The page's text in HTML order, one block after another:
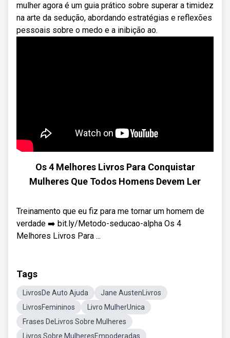
mulher agora é um guia prático sobre superar a timidez
na arte da sedução, abordando estratégias e reflexões
pessoais sobre o medo e a inibição ao.
Os 4 Melhores Livros Para Conquistar
Mulheres Que Todos Homens Devem Ler
Treinamento que eu fiz para me tornar um homem de
verdade ➡️ bit.ly/Metodo-seducao-alpha Os 4
Melhores Livros Para ...
Tags
LivrosDe Auto Ajuda
Jane AustenLivros
LivrosFemininos
Livro MulherUnica
Frases DeLivros Sobre Mulheres
Livros Sobre MulheresEmpoderadas